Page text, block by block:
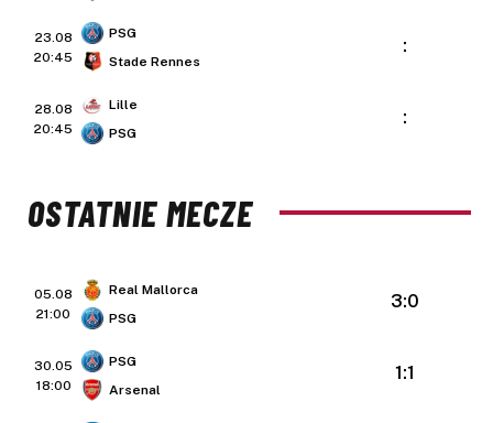
23.08
20:45
PSG
Stade Rennes
:
28.08
20:45
Lille
PSG
:
OSTATNIE MECZE
05.08
21:00
Real Mallorca
PSG
3:0
30.05
18:00
PSG
Arsenal
1:1